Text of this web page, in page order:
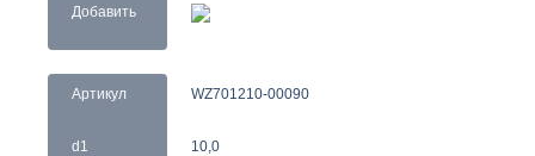
Добавить
Артикул
d1
WZ701210-00090
10,0